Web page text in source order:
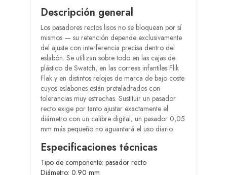
Descripción general
Los pasadores rectos lisos no se bloquean por sí
mismos — su retención depende exclusivamente
del ajuste con interferencia precisa dentro del
eslabón. Se utilizan sobre todo en las cajas de
plástico de Swatch, en las correas infantiles Flik
Flak y en distintos relojes de marca de bajo coste
cuyos eslabones están pretaladrados con
tolerancias muy estrechas. Sustituir un pasador
recto exige por tanto ajustar exactamente el
diámetro con un calibre digital; un pasador 0,05
mm más pequeño no aguantará el uso diario.
Especificaciones técnicas
Tipo de componente: pasador recto
Diámetro: 0.90 mm